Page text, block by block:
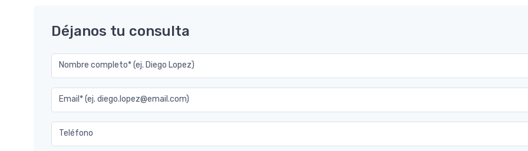
Déjanos tu consulta
Nombre completo* (ej. Diego Lopez)
Email* (ej. diego.lopez@email.com)
Teléfono